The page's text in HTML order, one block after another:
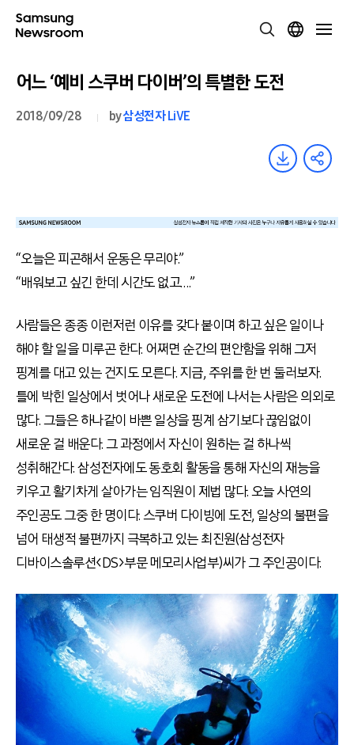
어느 ‘예비 스쿠버 다이버’의 특별한 도전
2018/09/28 by삼성전자 LiVE
“오늘은 피곤해서 운동은 무리야.”
“배워보고 싶긴 한데 시간도 없고….”
사람들은 종종 이런저런 이유를 갖다 붙이며 하고 싶은 일이나
해야 할 일을 미루곤 한다. 어쩌면 순간의 편안함을 위해 그저
핑계를 대고 있는 건지도 모른다. 지금, 주위를 한 번 둘러보자.
틀에 박힌 일상에서 벗어나 새로운 도전에 나서는 사람은 의외로
많다. 그들은 하나같이 바쁜 일상을 핑계 삼기보다 끊임없이
새로운 걸 배운다. 그 과정에서 자신이 원하는 걸 하나씩
성취해간다. 삼성전자에도 동호회 활동을 통해 자신의 재능을
키우고 활기차게 살아가는 임직원이 제법 많다. 오늘 사연의
주인공도 그중 한 명이다. 스쿠버 다이빙에 도전, 일상의 불편을
넘어 태생적 불편까지 극복하고 있는 최진원(삼성전자
디바이스솔루션<DS>부문 메모리사업부)씨가 그 주인공이다.